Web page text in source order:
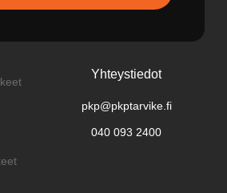
Yhteystiedot
pkp@pkptarvike.fi
040 093 2400